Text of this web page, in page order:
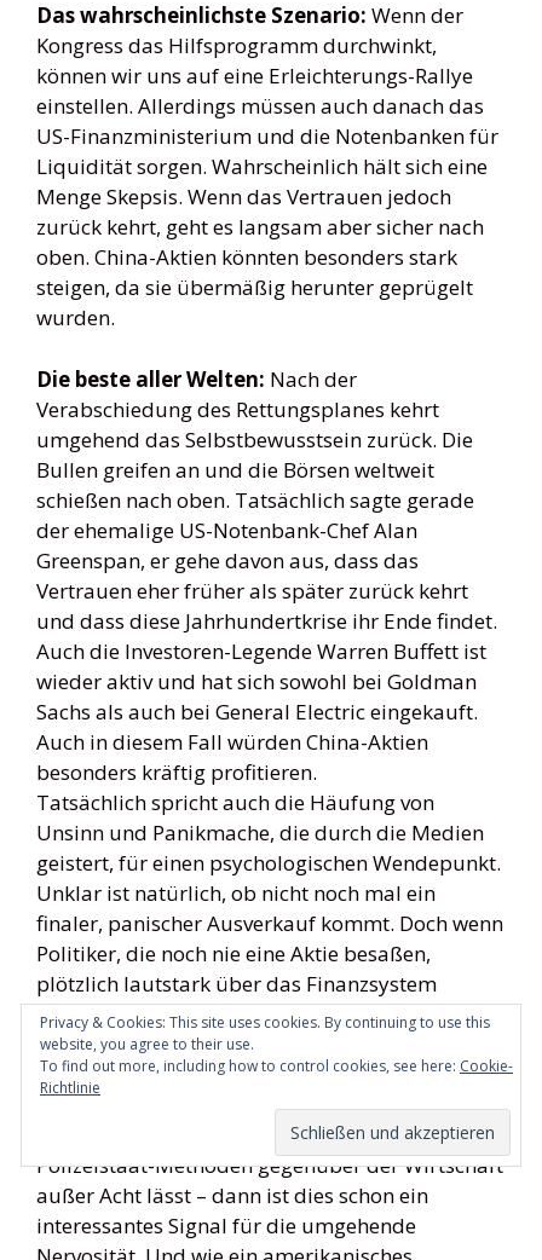
Das wahrscheinlichste Szenario: Wenn der
Kongress das Hilfsprogramm durchwinkt,
können wir uns auf eine Erleichterungs-Rallye
einstellen. Allerdings müssen auch danach das
US-Finanzministerium und die Notenbanken für
Liquidität sorgen. Wahrscheinlich hält sich eine
Menge Skepsis. Wenn das Vertrauen jedoch
zurück kehrt, geht es langsam aber sicher nach
oben. China-Aktien könnten besonders stark
steigen, da sie übermäßig herunter geprügelt
wurden.
Die beste aller Welten: Nach der
Verabschiedung des Rettungsplanes kehrt
umgehend das Selbstbewusstsein zurück. Die
Bullen greifen an und die Börsen weltweit
schießen nach oben. Tatsächlich sagte gerade
der ehemalige US-Notenbank-Chef Alan
Greenspan, er gehe davon aus, dass das
Vertrauen eher früher als später zurück kehrt
und dass diese Jahrhundertkrise ihr Ende findet.
Auch die Investoren-Legende Warren Buffett ist
wieder aktiv und hat sich sowohl bei Goldman
Sachs als auch bei General Electric eingekauft.
Auch in diesem Fall würden China-Aktien
besonders kräftig profitieren.
Tatsächlich spricht auch die Häufung von
Unsinn und Panikmache, die durch die Medien
geistert, für einen psychologischen Wendepunkt.
Unklar ist natürlich, ob nicht noch mal ein
finaler, panischer Ausverkauf kommt. Doch wenn
Politiker, die noch nie eine Aktie besaßen,
plötzlich lautstark über das Finanzsystem
fabulieren, dann ist etwas faul, dann steigt die
Angst. Und wenn der autokratische russische
Premier Wladimir Putin ausgerechnet Amerika
für seine eigenen Probleme verantwortlich macht
– und dabei die Flucht der Investoren vor seinen
Polizeistaat-Methoden gegenüber der Wirtschaft
außer Acht lässt – dann ist dies schon ein
interessantes Signal für die umgehende
Privacy & Cookies: This site uses cookies. By continuing to use this
website, you agree to their use.
To find out more, including how to control cookies, see here: Cookie-
Richtlinie